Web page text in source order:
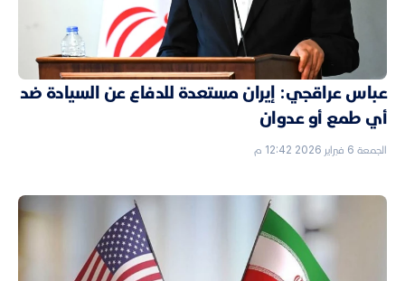
عباس عراقجي: إيران مستعدة للدفاع عن السيادة ضد
أي طمع أو عدوان
الجمعة 6 فبراير 2026 12:42 م